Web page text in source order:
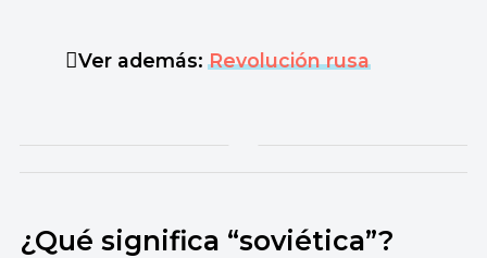
Ver además:Revolución rusa
¿Qué significa “soviética”?